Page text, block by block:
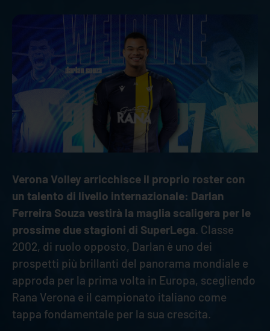
Verona Volley arricchisce il proprio roster con
un talento di livello internazionale: Darlan
Ferreira Souza vestirà la maglia scaligera per le
prossime due stagioni di SuperLega. Classe
2002, di ruolo opposto, Darlan è uno dei
prospetti più brillanti del panorama mondiale e
approda per la prima volta in Europa, scegliendo
Rana Verona e il campionato italiano come
tappa fondamentale per la sua crescita.